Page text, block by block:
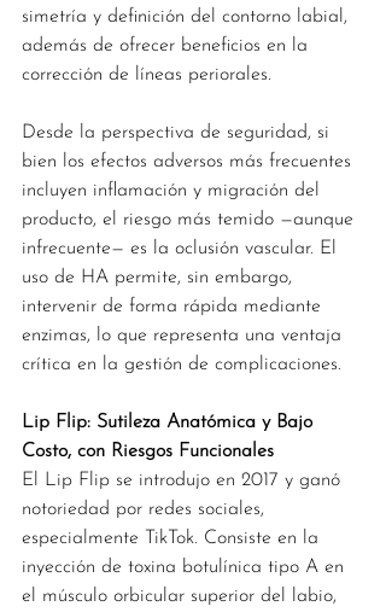
simetría y definición del contorno labial,
además de ofrecer beneficios en la
corrección de líneas periorales.
Desde la perspectiva de seguridad, si
bien los efectos adversos más frecuentes
incluyen inflamación y migración del
producto, el riesgo más temido —aunque
infrecuente— es la oclusión vascular. El
uso de HA permite, sin embargo,
intervenir de forma rápida mediante
enzimas, lo que representa una ventaja
crítica en la gestión de complicaciones.
Lip Flip: Sutileza Anatómica y Bajo
Costo, con Riesgos Funcionales
El Lip Flip se introdujo en 2017 y ganó
notoriedad por redes sociales,
especialmente TikTok. Consiste en la
inyección de toxina botulínica tipo A en
el músculo orbicular superior del labio,